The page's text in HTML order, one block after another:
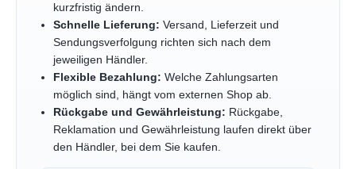
kurzfristig ändern.
Schnelle Lieferung: Versand, Lieferzeit und
Sendungsverfolgung richten sich nach dem
jeweiligen Händler.
Flexible Bezahlung: Welche Zahlungsarten
möglich sind, hängt vom externen Shop ab.
Rückgabe und Gewährleistung: Rückgabe,
Reklamation und Gewährleistung laufen direkt über
den Händler, bei dem Sie kaufen.